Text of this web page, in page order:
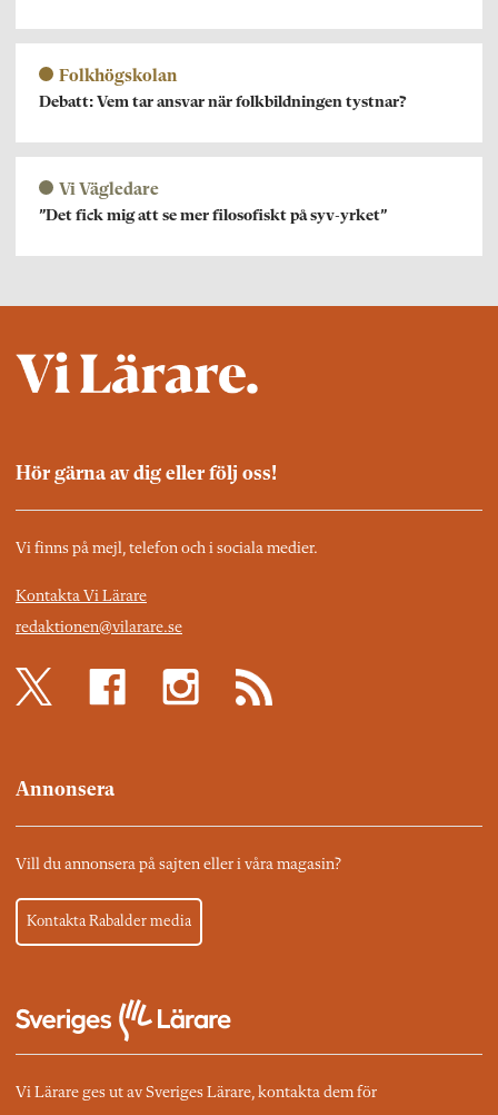
Folkhögskolan
Debatt: Vem tar ansvar när folkbildningen tystnar?
Vi Vägledare
”Det fick mig att se mer filosofiskt på syv-yrket”
Hör gärna av dig eller följ oss!
Vi finns på mejl, telefon och i sociala medier.
Kontakta Vi Lärare
redaktionen@vilarare.se
Annonsera
Vill du annonsera på sajten eller i våra magasin?
Kontakta Rabalder media
Vi Lärare ges ut av Sveriges Lärare, kontakta dem för